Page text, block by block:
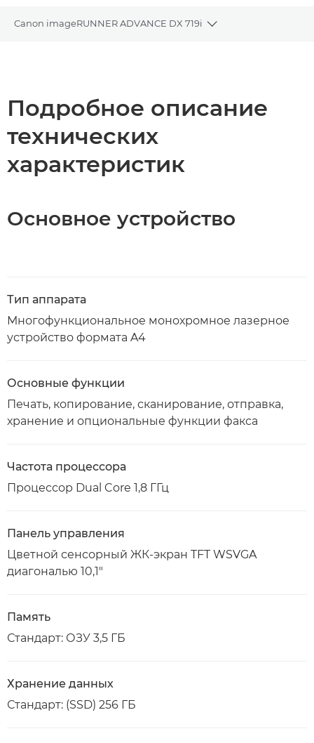
Canon imageRUNNER ADVANCE DX 719i
Toggle breadcrumbs
Подробное описание
технических
характеристик
Основное устройство
Тип аппарата
Многофункциональное монохромное лазерное
устройство формата A4
Основные функции
Печать, копирование, сканирование, отправка,
хранение и опциональные функции факса
Частота процессора
Процессор Dual Core 1,8 ГГц
Панель управления
Цветной сенсорный ЖК-экран TFT WSVGA
диагональю 10,1"
Память
Стандарт: ОЗУ 3,5 ГБ
Хранение данных
Стандарт: (SSD) 256 ГБ